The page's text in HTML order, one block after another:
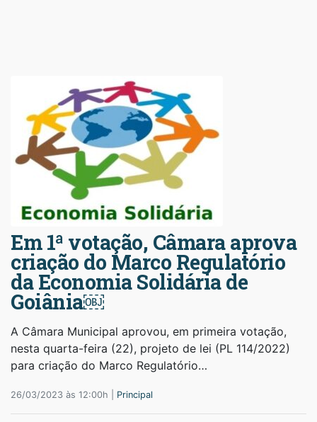
Em 1ª votação, Câmara aprova
criação do Marco Regulatório
da Economia Solidária de
Goiânia￼
A Câmara Municipal aprovou, em primeira votação,
nesta quarta-feira (22), projeto de lei (PL 114/2022)
para criação do Marco Regulatório…
26/03/2023 às 12:00h | Principal